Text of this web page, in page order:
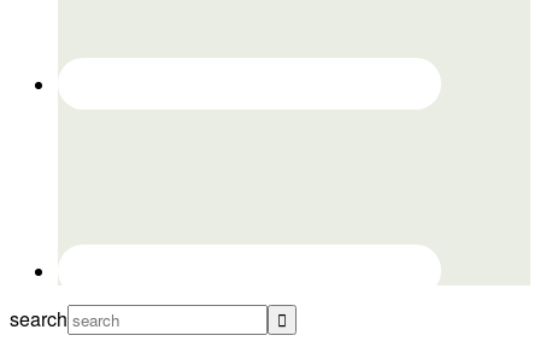
search